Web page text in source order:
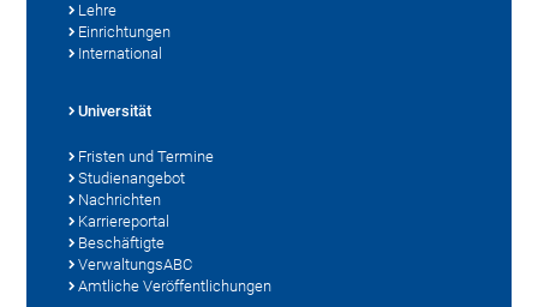
Lehre
Einrichtungen
International
Universität
Fristen und Termine
Studienangebot
Nachrichten
Karriereportal
Beschäftigte
VerwaltungsABC
Amtliche Veröffentlichungen